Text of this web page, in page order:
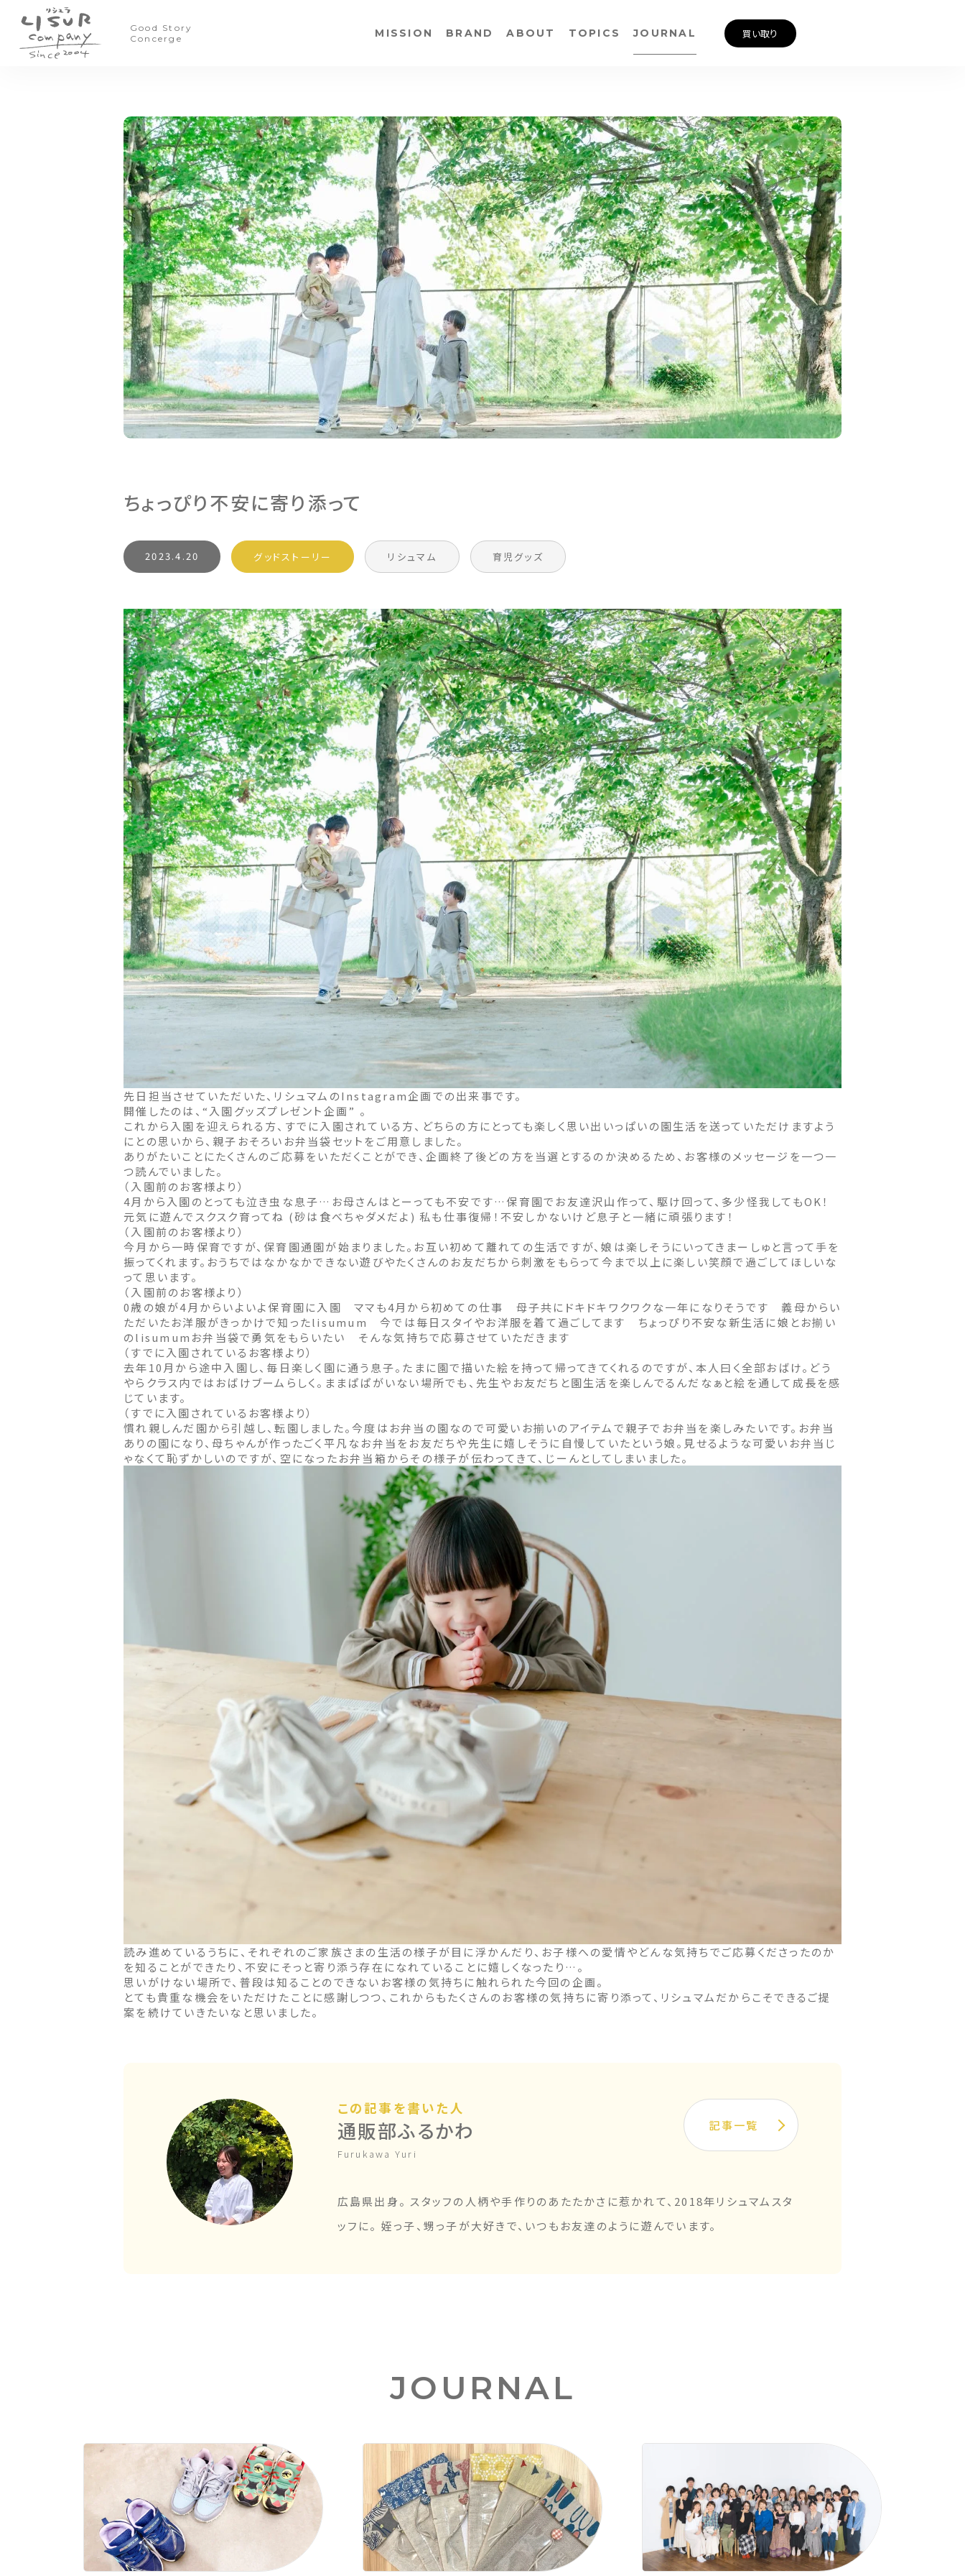
Good Story
Concerge
MISSION BRAND ABOUT TOPICS JOURNAL 買い取り
ちょっぴり不安に寄り添って
2023.4.20 グッドストーリー リシュマム 育児グッズ
先日担当させていただいた、リシュマムのInstagram企画での出来事です。
開催したのは、“入園グッズプレゼント企画” 。
これから入園を迎えられる方、すでに入園されている方、どちらの方にとっても楽しく思い出いっぱいの園生活を送っていただけますよう
にとの思いから、親子おそろいお弁当袋セットをご用意しました。
ありがたいことにたくさんのご応募をいただくことができ、企画終了後どの方を当選とするのか決めるため、お客様のメッセージを一つ一
つ読んでいました。
（入園前のお客様より）
4月から入園のとっても泣き虫な息子…お母さんはとーっても不安です…保育園でお友達沢山作って、駆け回って、多少怪我してもOK！
元気に遊んでスクスク育ってね (砂は食べちゃダメだよ) 私も仕事復帰！不安しかないけど息子と一緒に頑張ります！
（入園前のお客様より）
今月から一時保育ですが、保育園通園が始まりました。お互い初めて離れての生活ですが、娘は楽しそうにいってきまーしゅと言って手を
振ってくれます。おうちではなかなかできない遊びやたくさんのお友だちから刺激をもらって今まで以上に楽しい笑顔で過ごしてほしいな
って思います。
（入園前のお客様より）
0歳の娘が4月からいよいよ保育園に入園 ママも4月から初めての仕事 母子共にドキドキワクワクな一年になりそうです 義母からい
ただいたお洋服がきっかけで知ったlisumum 今では毎日スタイやお洋服を着て過ごしてます ちょっぴり不安な新生活に娘とお揃い
のlisumumお弁当袋で勇気をもらいたい そんな気持ちで応募させていただきます
（すでに入園されているお客様より）
去年10月から途中入園し、毎日楽しく園に通う息子。たまに園で描いた絵を持って帰ってきてくれるのですが、本人曰く全部おばけ。どう
やらクラス内ではおばけブームらしく。ままぱぱがいない場所でも、先生やお友だちと園生活を楽しんでるんだなぁと絵を通して成長を感
じています。
（すでに入園されているお客様より）
慣れ親しんだ園から引越し、転園しました。今度はお弁当の園なので可愛いお揃いのアイテムで親子でお弁当を楽しみたいです。お弁当
ありの園になり、母ちゃんが作ったごく平凡なお弁当をお友だちや先生に嬉しそうに自慢していたという娘。見せるような可愛いお弁当じ
ゃなくて恥ずかしいのですが、空になったお弁当箱からその様子が伝わってきて、じーんとしてしまいました。
読み進めているうちに、それぞれのご家族さまの生活の様子が目に浮かんだり、お子様への愛情やどんな気持ちでご応募くださったのか
を知ることができたり、不安にそっと寄り添う存在になれていることに嬉しくなったり…。
思いがけない場所で、普段は知ることのできないお客様の気持ちに触れられた今回の企画。
とても貴重な機会をいただけたことに感謝しつつ、これからもたくさんのお客様の気持ちに寄り添って、リシュマムだからこそできるご提
案を続けていきたいなと思いました。
この記事を書いた人
通販部ふるかわ
Furukawa Yuri
記事一覧
広島県出身。 スタッフの人柄や手作りのあたたかさに惹かれて、2018年リシュマムスタ
ッフに。 姪っ子、甥っ子が大好きで、いつもお友達のように遊んでいます。
JOURNAL